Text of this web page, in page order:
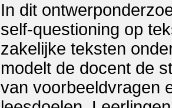
In dit
self-questioning op
zakelijke teksten
modelt de docent de
van voorbeeldvragen